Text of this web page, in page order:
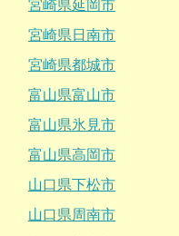
宮崎県延岡市
宮崎県日南市
宮崎県都城市
富山県富山市
富山県氷見市
富山県高岡市
山口県下松市
山口県周南市